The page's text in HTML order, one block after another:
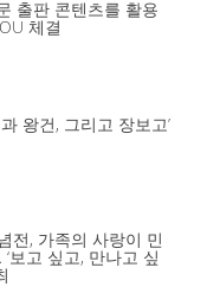
출판 콘텐츠를 활용
체결
왕건, 그리고 장보고’
전, 가족의 사랑이 민
보고 싶고, 만나고 싶